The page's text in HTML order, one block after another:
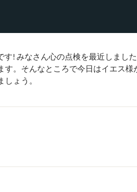
! みなさん心の点検を最近しまし
。そんなところで今日はイエス
ょう。